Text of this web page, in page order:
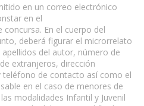
en un correo electrónico
en el
En el cuerpo del
deberá figurar el microrrelato
del autor, número de
extranjeros, dirección
teléfono de contacto así como el
en el caso de menores de
modalidades Infantil y Juvenil